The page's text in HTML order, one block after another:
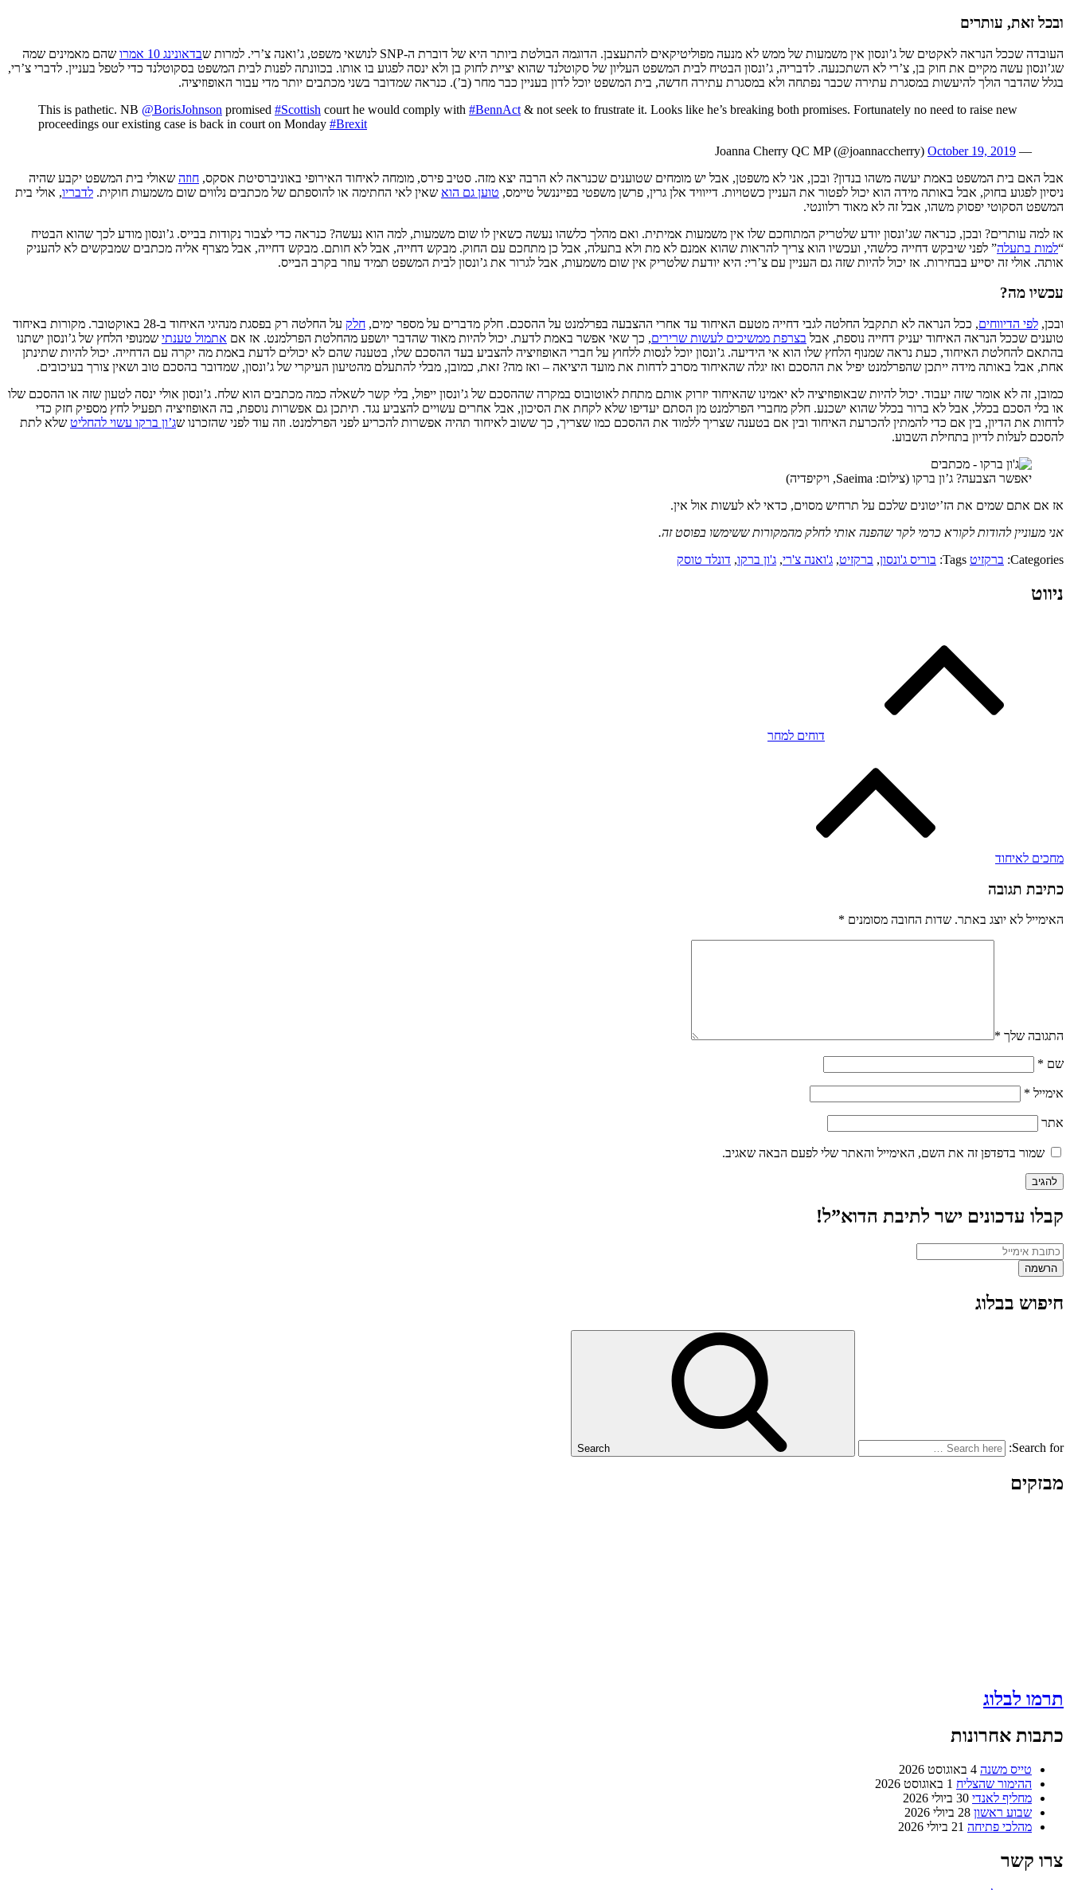
ובכל זאת, עותרים
העובדה שככל הנראה לאקטים של ג’ונסון אין משמעות של ממש לא מנעה מפוליטיקאים להתעצבן. הדוגמה הבולטת ביותר היא של דוברת ה-SNP לנושאי משפט, ג’ואנה צ’רי. למרות ש בדאונינג 10 אמרו
שהם מאמינים שמה
שג’ונסון עשה מקיים את חוק בן, צ’רי לא השתכנעה. לדבריה, ג’ונסון הבטיח לבית המשפט העליון של סקוטלנד שהוא יציית לחוק בן ולא ינסה לפגוע בו אותו. בכוונתה לפנות לבית המשפט בסקוטלנד כדי לטפל בעניין. לדברי צ’רי,
בגלל שהדבר הולך להיעשות במסגרת עתירה שכבר נפתחה ולא במסגרת עתירה חדשה, בית המשפט יוכל לדון בעניין כבר מחר (ב’). כנראה שמדובר בשני מכתבים יותר מדי עבור האופוזיציה.
This is pathetic. NB @BorisJohnson promised #Scottish court he would comply with #BennAct & not seek to frustrate it. Looks like he’s breaking both promises. Fortunately no need to raise new
proceedings our existing case is back in court on Monday #Brexit
— Joanna Cherry QC MP (@joannaccherry)
October 19, 2019
אבל האם בית המשפט באמת יעשה משהו בנדון? ובכן, אני לא משפטן, אבל יש מומחים שטוענים שכנראה לא הרבה יצא מזה. סטיב פירס, מומחה לאיחוד האירופי באוניברסיטת אסקס, חוזה שאולי בית המשפט יקבע שהיה
ניסיון לפגוע בחוק, אבל באותה מידה הוא יכול לפטור את העניין כשטויות. דייוויד אלן גרין, פרשן משפטי בפייננשל טיימס, טוען גם הוא שאין לאי החתימה או להוספתם של מכתבים נלווים שום משמעות חוקית. לדבריו, אולי בית
המשפט הסקוטי יפסוק משהו, אבל זה לא מאוד רלוונטי.
אז למה עותרים? ובכן, כנראה שג’ונסון יודע שלטריק המתוחכם שלו אין משמעות אמיתית. ואם מהלך כלשהו נעשה כשאין לו שום משמעות, למה הוא נעשה? כנראה כדי לצבור נקודות בבייס. ג’ונסון מודע לכך שהוא הבטיח
“למות בתעלה” לפני שיבקש דחייה כלשהי, ועכשיו הוא צריך להראות שהוא אמנם לא מת ולא בתעלה, אבל כן מתחכם עם החוק. מבקש דחייה, אבל לא חותם. מבקש דחייה, אבל מצרף אליה מכתבים שמבקשים לא להעניק
אותה. אולי זה יסייע בבחירות. אז יכול להיות שזה גם העניין עם צ’רי: היא יודעת שלטריק אין שום משמעות, אבל לגרור את ג’ונסון לבית המשפט תמיד עוזר בקרב הבייס.
עכשיו מה?
ובכן, לפי הדיווחים, ככל הנראה לא תתקבל החלטה לגבי דחייה מטעם האיחוד עד אחרי ההצבעה בפרלמנט על ההסכם. חלק מדברים על מספר ימים, חלק
על החלטה רק בפסגת מנהיגי האיחוד ב-28 באוקטובר. מקורות באיחוד
טוענים שככל הנראה האיחוד יעניק דחייה נוספת, אבל בצרפת ממשיכים לעשות שרירים, כך שאי אפשר באמת לדעת. יכול להיות מאוד שהדבר יושפע מהחלטת הפרלמנט. אז אם אתמול טענתי שמנופי הלחץ של ג’ונסון ישתנו
בהתאם להחלטת האיחוד, כעת נראה שמנוף הלחץ שלו הוא אי הידיעה. ג’ונסון יוכל לנסות ללחוץ על חברי האופוזיציה להצביע בעד ההסכם שלו, בטענה שהם לא יכולים לדעת באמת מה יקרה עם הדחייה. יכול להיות שתינתן
אחת, אבל באותה מידה ייתכן שהפרלמנט יפיל את ההסכם ואז יגלה שהאיחוד מסרב לדחות את מועד היציאה – ואז מה? זאת, כמובן, מבלי להתעלם מהטיעון העיקרי של ג’ונסון, שמדובר בהסכם טוב ושאין צורך בעיכובים.
כמובן, זה לא אומר שזה יעבוד. יכול להיות שבאופוזיציה לא יאמינו שהאיחוד יזרוק אותם מתחת לאוטובוס במקרה שההסכם של ג’ונסון ייפול, בלי קשר לשאלה כמה מכתבים הוא שלח. ג’ונסון אולי ינסה לטעון שזה או ההסכם שלו
או בלי הסכם בכלל, אבל לא ברור בכלל שהוא ישכנע. חלק מחברי הפרלמנט מן הסתם יעדיפו שלא לקחת את הסיכון, אבל אחרים עשויים להצביע נגד. תיתכן גם אפשרות נוספת, בה האופוזיציה תפעיל לחץ מספיק חזק כדי
לדחות את הדיון, בין אם כדי להמתין להכרעת האיחוד ובין אם בטענה שצריך ללמוד את ההסכם כמו שצריך, כך ששוב לאיחוד תהיה אפשרות להכריע לפני הפרלמנט. וזה עוד לפני שהזכרנו שג’ון ברקו עשוי להחליט שלא לתת
להסכם לעלות לדיון בתחילת השבוע.
יאפשר הצבעה? ג’ון ברקו (צילום: Saeima, ויקיפדיה)
אז אם אתם שמים את הז’יטונים שלכם על תרחיש מסוים, כדאי לא לעשות אול אין.
אני מעוניין להודות לקורא כרמי לקר שהפנה אותי לחלק מהמקורות ששימשו בפוסט זה.
Categories: ברקזיט Tags: בוריס ג'ונסון, ברקזיט, ג'ואנה צ'רי, ג'ון ברקו, דונלד טוסק
ניווט
דוחים למחר
מחכים לאיחוד
כתיבת תגובה
האימייל לא יוצג באתר. שדות החובה מסומנים *
התגובה שלך *
שם *
אימייל *
אתר
שמור בדפדפן זה את השם, האימייל והאתר שלי לפעם הבאה שאגיב.
קבלו עדכונים ישר לתיבת הדוא”ל!
חיפוש בבלוג
Search for:
Search
מבזקים
תרמו לבלוג
כתבות אחרונות
טייס משנה 4 באוגוסט 2026
ההימור שהצליח 1 באוגוסט 2026
מחליף לאנדי 30 ביולי 2026
שבוע ראשון 28 ביולי 2026
מהלכי פתיחה 21 ביולי 2026
צרו קשר